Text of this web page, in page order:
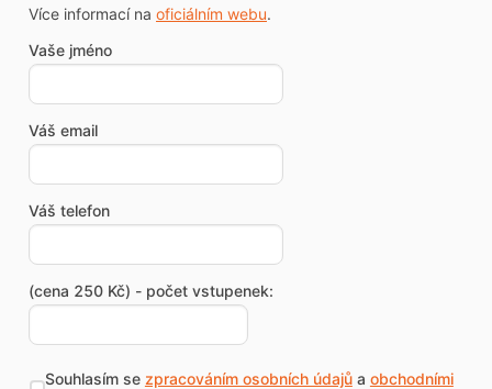
Více informací na oficiálním webu.
Vaše jméno
Váš email
Váš telefon
(cena 250 Kč) - počet vstupenek:
Souhlasím se zpracováním osobních údajůa obchodními